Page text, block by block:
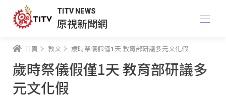
TITV NEWS
原視新聞網
首頁 教文 歲時祭儀假僅1天 教育部研議多元文化假
歲時祭儀假僅1天 教育部研議多
元文化假